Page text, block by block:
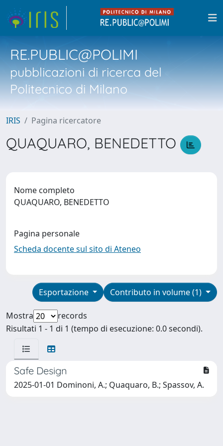
RE.PUBLIC@POLIMI
pubblicazioni di ricerca del
Politecnico di Milano
IRIS Pagina ricercatore
QUAQUARO, BENEDETTO
Nome completo
QUAQUARO, BENEDETTO
Pagina personale
Scheda docente sul sito di Ateneo
Contributo in volume (1)
Esportazione
Mostra
records
Risultati 1 - 1 di 1 (tempo di esecuzione: 0.0 secondi).
Safe Design
2025-01-01 Dominoni, A.; Quaquaro, B.; Spassov, A.